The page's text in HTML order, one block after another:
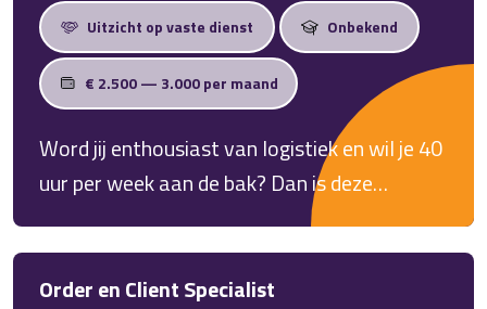
Uitzicht op vaste dienst Onbekend
€ 2.500 — 3.000 per maand
Word jij enthousiast van logistiek en wil je 40
uur per week aan de bak? Dan is deze
afwisselende baan in de logistiek wellicht
iets voor jou!
Order en Client Specialist